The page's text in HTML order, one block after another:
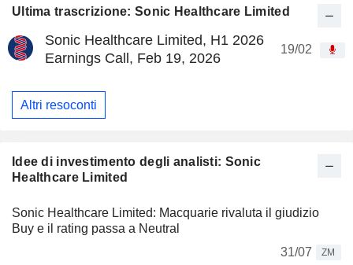
Ultima trascrizione: Sonic Healthcare Limited
Sonic Healthcare Limited, H1 2026
Earnings Call, Feb 19, 2026
19/02
Altri resoconti
Idee di investimento degli analisti: Sonic
Healthcare Limited
Sonic Healthcare Limited: Macquarie rivaluta il giudizio
Buy e il rating passa a Neutral
31/07
ZM